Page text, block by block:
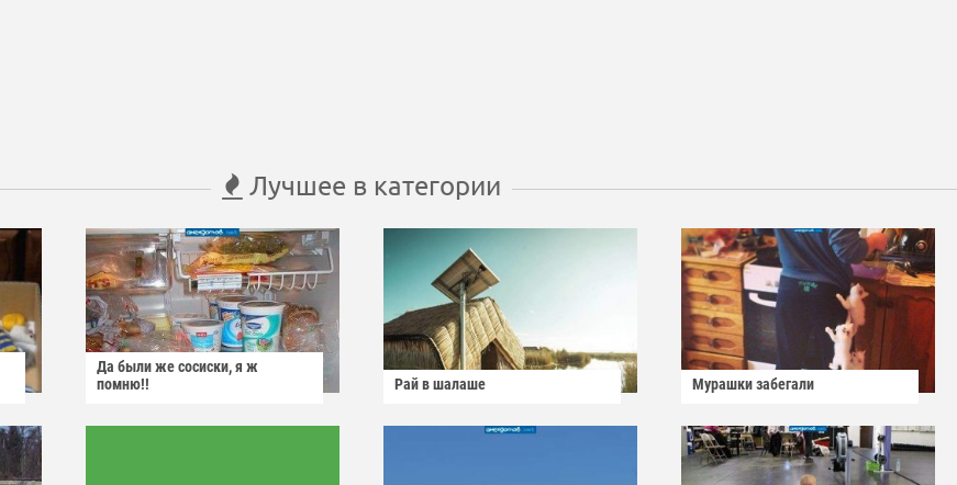
Лучшее в категории
Да были же сосиски, я ж
помню!!
Рай в шалаше Мурашки забегали